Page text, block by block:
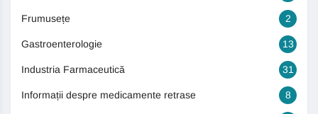
Frumusețe 2
Gastroenterologie 13
Industria Farmaceutică 31
Informații despre medicamente retrase 8